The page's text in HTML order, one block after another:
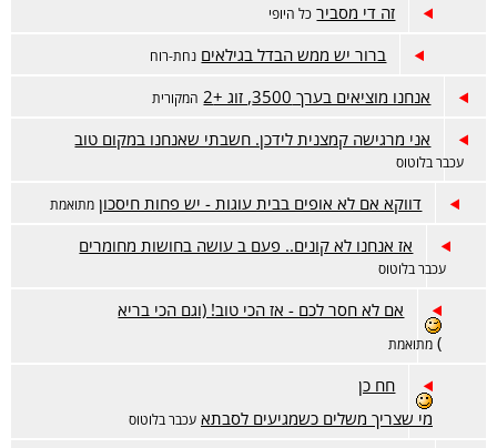
זה די מסביר כל היופי
ברור יש ממש הבדל בגילאים נחת-רוח
אנחנו מוציאים בערך 3500, זוג +2 המקורית
אני מרגישה קמצנית לידכן. חשבתי שאנחנו במקום טוב
עכבר בלוטוס
דווקא אם לא אופים בבית עוגות - יש פחות חיסכון מתואמת
אז אנחנו לא קונים.. פעם ב עושה בחושות מחומרים
עכבר בלוטוס
אם לא חסר לכם - אז הכי טוב! (וגם הכי בריא
) מתואמת
חח כן
מי שצריך משלים כשמגיעים לסבתא עכבר בלוטוס